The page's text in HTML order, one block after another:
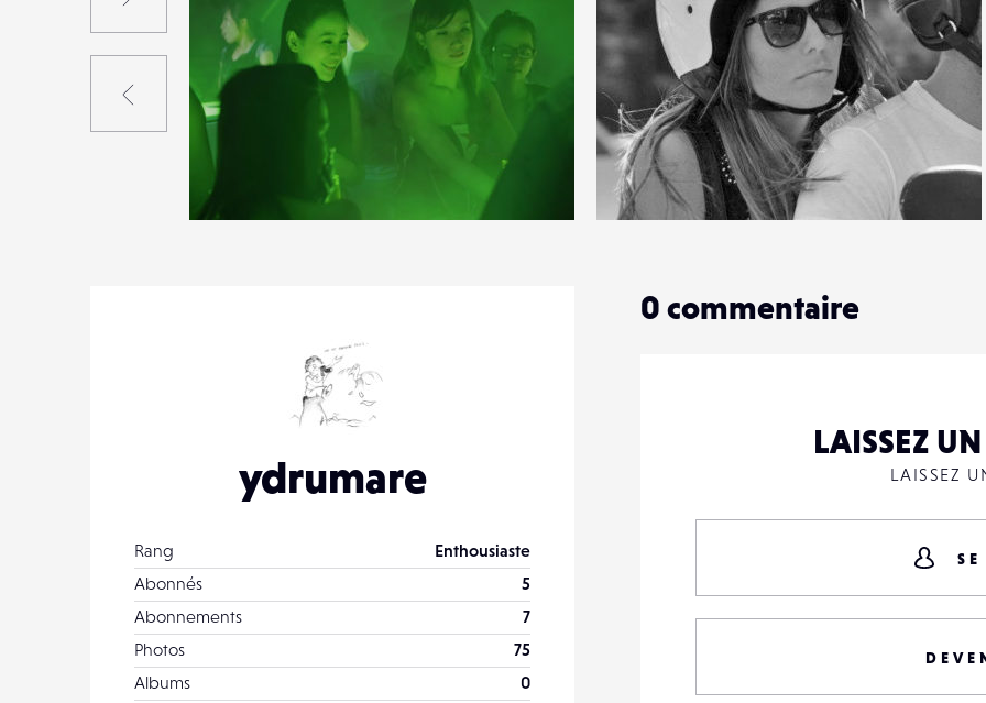
12 13
Précédent
ydrumare
Rang
Enthousiaste
Abonnés
5
Abonnements
7
Photos
75
Albums
0
0 commentaire
LAISSEZ
LAISSEZ